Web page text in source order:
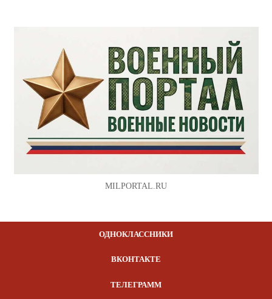
MILPORTAL.RU
ОДНОКЛАССНИКИ
ВКОНТАКТЕ
ТЕЛЕГРАММ